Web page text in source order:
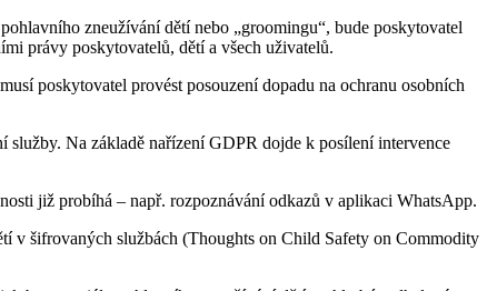
zneužívání dětí nebo „groomingu“, bude poskytovatel
právy poskytovatelů, dětí a všech uživatelů.
poskytovatel provést posouzení dopadu na ochranu osobních
služby. Na základě nařízení GDPR dojde k posílení intervence
již probíhá – např. rozpoznávání odkazů v aplikaci WhatsApp.
v šifrovaných službách (Thoughts on Child Safety on Commodity